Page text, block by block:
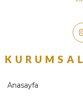
KURUMSAL
Anasayfa